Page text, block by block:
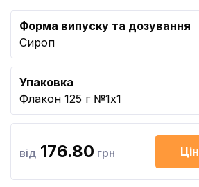
Форма випуску та дозування
Сироп
Упаковка
Флакон 125 г №1x1
від 176.80 грн